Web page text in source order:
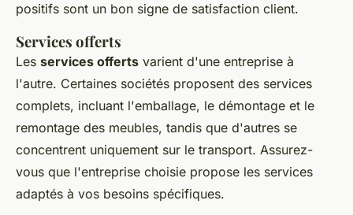
positifs sont un bon signe de satisfaction client.
Services offerts
Les services offerts varient d'une entreprise à
l'autre. Certaines sociétés proposent des services
complets, incluant l'emballage, le démontage et le
remontage des meubles, tandis que d'autres se
concentrent uniquement sur le transport. Assurez-
vous que l'entreprise choisie propose les services
adaptés à vos besoins spécifiques.